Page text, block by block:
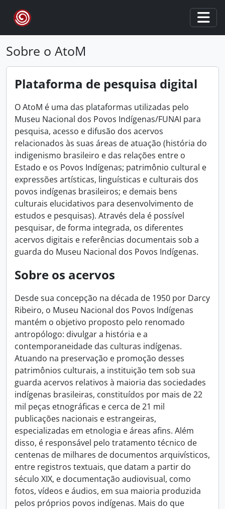
Skip to main content
Sobre o AtoM
Plataforma de pesquisa digital
O AtoM é uma das plataformas utilizadas pelo
Museu Nacional dos Povos Indígenas/FUNAI para
pesquisa, acesso e difusão dos acervos
relacionados às suas áreas de atuação (história do
indigenismo brasileiro e das relações entre o
Estado e os Povos Indígenas; patrimônio cultural e
expressões artísticas, linguísticas e culturais dos
povos indígenas brasileiros; e demais bens
culturais elucidativos para desenvolvimento de
estudos e pesquisas). Através dela é possível
pesquisar, de forma integrada, os diferentes
acervos digitais e referências documentais sob a
guarda do Museu Nacional dos Povos Indígenas.
Sobre os acervos
Desde sua concepção na década de 1950 por Darcy
Ribeiro, o Museu Nacional dos Povos Indígenas
mantém o objetivo proposto pelo renomado
antropólogo: divulgar a história e a
contemporaneidade das culturas indígenas.
Atuando na preservação e promoção desses
patrimônios culturais, a instituição tem sob sua
guarda acervos relativos à maioria das sociedades
indígenas brasileiras, constituídos por mais de 22
mil peças etnográficas e cerca de 21 mil
publicações nacionais e estrangeiras,
especializadas em etnologia e áreas afins. Além
disso, é responsável pelo tratamento técnico de
centenas de milhares de documentos arquivísticos,
entre registros textuais, que datam a partir do
século XIX, e documentação audiovisual, como
fotos, vídeos e áudios, em sua maioria produzida
pelos próprios povos indígenas. Mais do que